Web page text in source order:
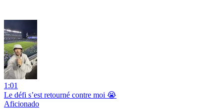
1:01
Le défi s’est retourné contre moi 😭
Aficionado